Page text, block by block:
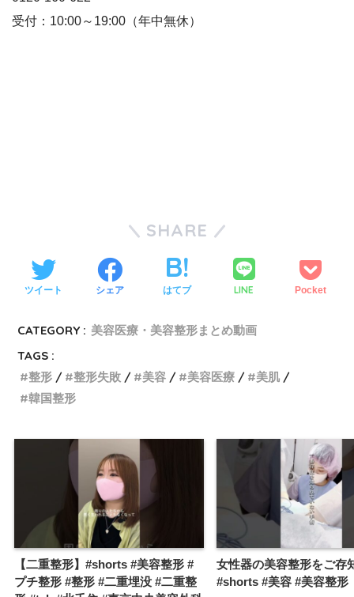
受付：10:00～19:00（年中無休）
SHARE
ツイート シェア はてブ LINE Pocket
CATEGORY : 美容医療・美容整形まとめ動画
TAGS :
整形
整形失敗 美容 美容医療
美肌
韓国整形
【二重整形】#shorts #美容整形 #
プチ整形 #整形 #二重埋没 #二重整
女性器の美容整形をご存
#shorts #美容 #美容整形